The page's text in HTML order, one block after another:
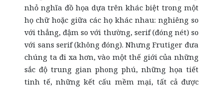
nhỏ nghĩa đồ họa dựa trên khác biệt trong một
họ chữ hoặc giữa các họ khác nhau: nghiêng so
với thẳng, đậm so với thường, serif (đóng nét) so
với sans serif (không đóng). Nhưng Frutiger đưa
chúng ta đi xa hơn, vào một thế giới của những
sắc độ trung gian phong phú, những họa tiết
tinh tế, những kết cấu mềm mại, tất cả được